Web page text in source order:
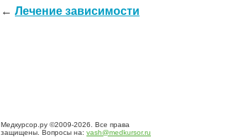
← Лечение зависимости
Медкурсор.ру ©2009-2026. Все права
защищены. Вопросы на: vash@medkursor.ru